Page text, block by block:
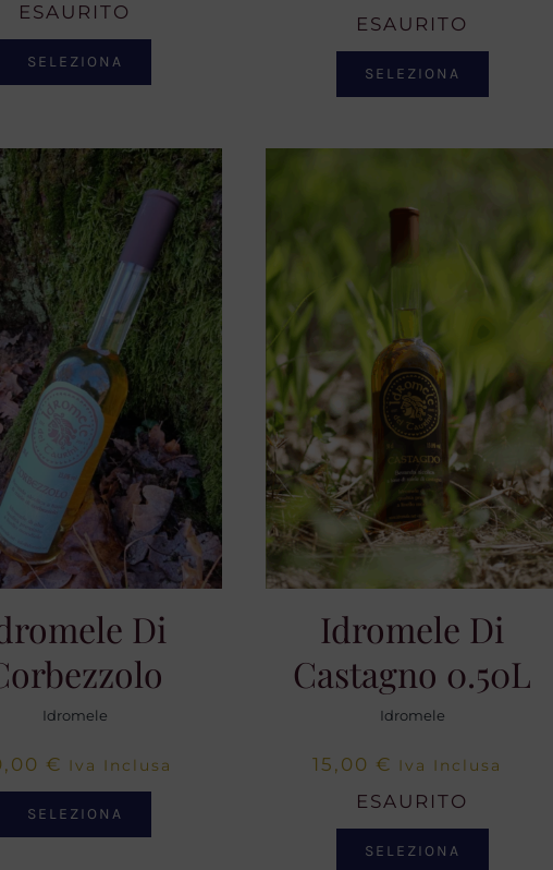
ESAURITO
SELEZIONA
ESAURITO
SELEZIONA
Di
Idromele
€ Iva Inclusa
SELEZIONA
Idromele Di
Castagno 0.50L
Idromele
15,00 € Iva Inclusa
ESAURITO
SELEZIONA